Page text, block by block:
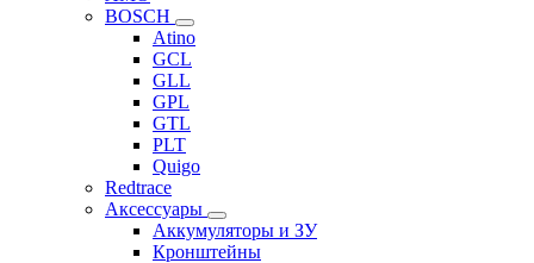
BOSCH
Atino
GCL
GLL
GPL
GTL
PLT
Quigo
Redtrace
Аксессуары
Аккумуляторы и ЗУ
Кронштейны